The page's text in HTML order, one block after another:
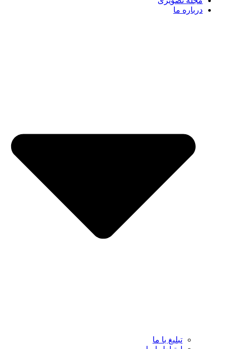
درباره ما
تبلیغ با ما